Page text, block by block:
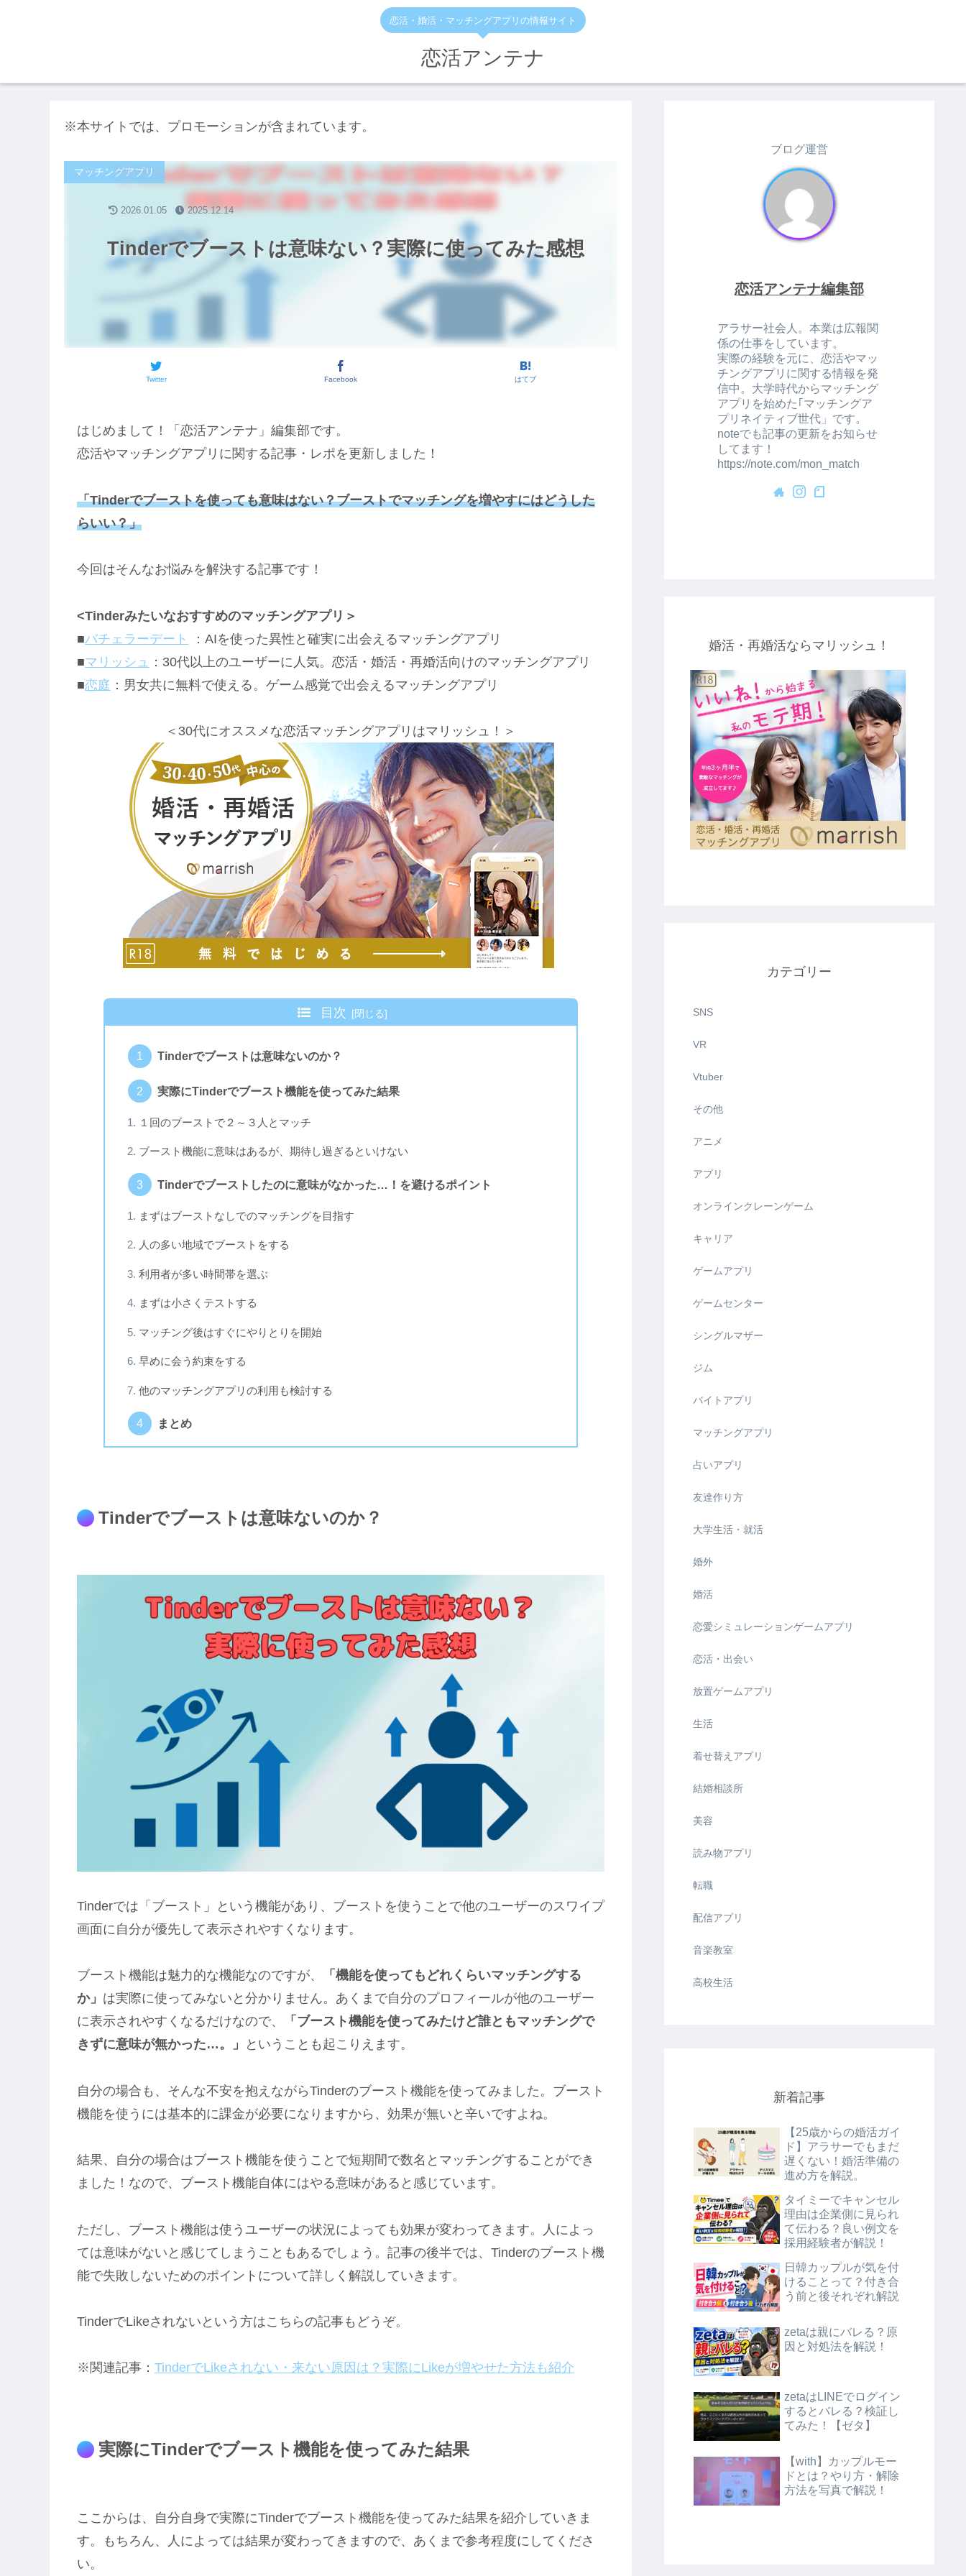
恋活・婚活・マッチングアプリの情報サイト
恋活アンテナ
※本サイトでは、プロモーションが含まれています。
Tinderでブーストは意味ない？実際に使ってみた感想
マッチングアプリ
Twitter Facebook はてブ
2026.01.05 2025.12.14
はじめまして！「恋活アンテナ」編集部です。
恋活やマッチングアプリに関する記事・レポを更新しました！
「Tinderでブーストを使っても意味はない？ブーストでマッチングを増やすにはどうした
らいい？」
今回はそんなお悩みを解決する記事です！
<Tinderみたいなおすすめのマッチングアプリ＞
■バチェラーデート
：AIを使った異性と確実に出会えるマッチングアプリ
■マリッシュ
：30代以上のユーザーに人気。恋活・婚活・再婚活向けのマッチングアプリ
■恋庭 ：男女共に無料で使える。ゲーム感覚で出会えるマッチングアプリ
＜30代にオススメな恋活マッチングアプリはマリッシュ！＞
目次
Tinderでブーストは意味ないのか？
実際にTinderでブースト機能を使ってみた結果
１回のブーストで２～３人とマッチ
ブースト機能に意味はあるが、期待し過ぎるといけない
Tinderでブーストしたのに意味がなかった…！を避けるポイント
まずはブーストなしでのマッチングを目指す
人の多い地域でブーストをする
利用者が多い時間帯を選ぶ
まずは小さくテストする
マッチング後はすぐにやりとりを開始
早めに会う約束をする
他のマッチングアプリの利用も検討する
まとめ
Tinderでブーストは意味ないのか？
Tinderでは「ブースト」という機能があり、ブーストを使うことで他のユーザーのスワイプ
画面に自分が優先して表示されやすくなります。
ブースト機能は魅力的な機能なのですが、
「機能を使ってもどれくらいマッチングする
か」 は実際に使ってみないと分かりません。あくまで自分のプロフィールが他のユーザー
に表示されやすくなるだけなので、
「ブースト機能を使ってみたけど誰ともマッチングで
きずに意味が無かった…。」
ということも起こりえます。
自分の場合も、そんな不安を抱えながらTinderのブースト機能を使ってみました。ブースト
機能を使うには基本的に課金が必要になりますから、効果が無いと辛いですよね。
結果、自分の場合はブースト機能を使うことで短期間で数名とマッチングすることができ
ました！なので、ブースト機能自体にはやる意味があると感じています。
ただし、ブースト機能は使うユーザーの状況によっても効果が変わってきます。人によっ
ては意味がないと感じてしまうこともあるでしょう。記事の後半では、Tinderのブースト機
能で失敗しないためのポイントについて詳しく解説していきます。
TinderでLikeされないという方はこちらの記事もどうぞ。
※関連記事： TinderでLikeされない・来ない原因は？実際にLikeが増やせた方法も紹介
実際にTinderでブースト機能を使ってみた結果
ここからは、自分自身で実際にTinderでブースト機能を使ってみた結果を紹介していきま
す。もちろん、人によっては結果が変わってきますので、あくまで参考程度にしてくださ
い。
ブログ運営
恋活アンテナ編集部
アラサー社会人。本業は広報関
係の仕事をしています。
実際の経験を元に、恋活やマッ
チングアプリに関する情報を発
信中。大学時代からマッチング
アプリを始めた｢マッチングア
プリネイティブ世代」です。
noteでも記事の更新をお知らせ
してます！
https://note.com/mon_match
婚活・再婚活ならマリッシュ！
カテゴリー
SNS
VR
Vtuber
その他
アニメ
アプリ
オンラインクレーンゲーム
キャリア
ゲームアプリ
ゲームセンター
シングルマザー
ジム
バイトアプリ
マッチングアプリ
占いアプリ
友達作り方
大学生活・就活
婚外
婚活
恋愛シミュレーションゲームアプリ
恋活・出会い
放置ゲームアプリ
生活
着せ替えアプリ
結婚相談所
美容
読み物アプリ
転職
配信アプリ
音楽教室
高校生活
新着記事
【25歳からの婚活ガイ
ド】アラサーでもまだ
遅くない！婚活準備の
進め方を解説。
タイミーでキャンセル
理由は企業側に見られ
て伝わる？良い例文を
採用経験者が解説！
日韓カップルが気を付
けることって？付き合
う前と後それぞれ解説
zetaは親にバレる？原
因と対処法を解説！
zetaはLINEでログイン
するとバレる？検証し
てみた！【ゼタ】
【with】カップルモー
ドとは？やり方・解除
方法を写真で解説！